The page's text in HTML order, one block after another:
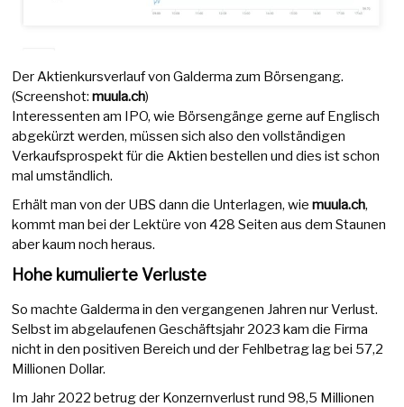
Der Aktienkursverlauf von Galderma zum Börsengang.
(Screenshot:muula.ch)
Interessenten am IPO, wie Börsengänge gerne auf Englisch
abgekürzt werden, müssen sich also den vollständigen
Verkaufsprospekt für die Aktien bestellen und dies ist schon
mal umständlich.
Erhält man von der UBS dann die Unterlagen, wie muula.ch,
kommt man bei der Lektüre von 428 Seiten aus dem Staunen
aber kaum noch heraus.
Hohe kumulierte Verluste
So machte Galderma in den vergangenen Jahren nur Verlust.
Selbst im abgelaufenen Geschäftsjahr 2023 kam die Firma
nicht in den positiven Bereich und der Fehlbetrag lag bei 57,2
Millionen Dollar.
Im Jahr 2022 betrug der Konzernverlust rund 98,5 Millionen